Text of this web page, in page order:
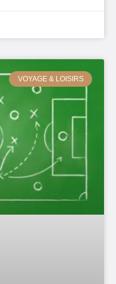
VOYAGE & LOISIRS